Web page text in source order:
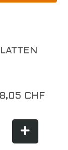
8,05 CHF